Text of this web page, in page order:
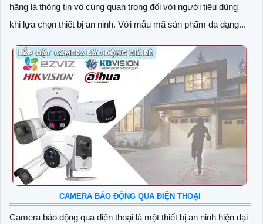
hãng là thông tin vô cùng quan trọng đối với người tiêu dùng
khi lựa chọn thiết bị an ninh. Với mẫu mã sản phẩm đa dạng...
CAMERA BÁO ĐỘNG QUA ĐIỆN THOẠI
Camera báo động qua điện thoại là một thiết bị an ninh hiện đại